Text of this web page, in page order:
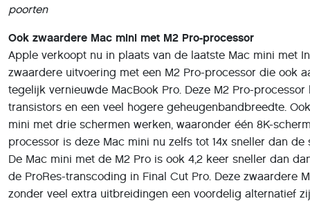
poorten
Ook zwaardere Mac mini met M2 Pro-processor
Apple verkoopt nu in plaats van de laatste Mac mini met
zwaardere uitvoering met een M2 Pro-processor die ook
tegelijk vernieuwde MacBook Pro. Deze M2 Pro-
transistors en een veel hogere geheugenbandbreedte.
mini met drie schermen werken, waaronder één 8K-
processor is deze Mac mini nu zelfs tot 14x sneller dan de
De Mac mini met de M2 Pro is ook 4,2 keer sneller dan
de ProRes-transcoding in Final Cut Pro. Deze zwaardere
zonder veel extra uitbreidingen een voordelig alternatief